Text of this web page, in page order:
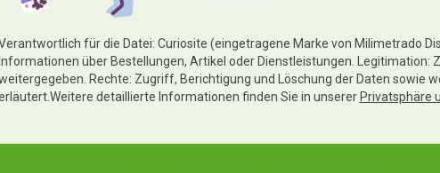
für die Datei: Curiosite (eingetragene Marke von Milimetrado
Informationen über Bestellungen, Artikel oder Dienstleistungen.
Rechte: Zugriff, Berichtigung und Löschung der Daten sowie
detaillierte Informationen finden Sie in unserer Privatsphäre